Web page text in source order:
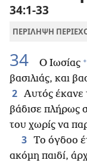
34:1-33
ΠΕΡΙΛΗΨΗ
34 Ο Ιωσίας +
βασιλιάς, και
2 Αυτός έκανε
βάδισε πλήρως
του χωρίς να
3 Το όγδοο
ακόμη παιδί,